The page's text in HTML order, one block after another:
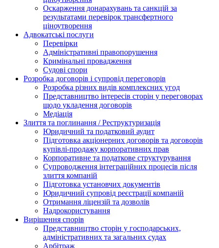
Оскарження донарахувань та санкцій за
результатами перевірок трансфертного
ціноутворення
Адвокатські послуги
Перевірки
Адміністративні правопорушення
Кримінальні провадження
Судові спори
Розробка договорів і супровід переговорів
Розробка різних видів комплексних угод
Представництво інтересів сторін у переговорах
щодо укладення договорів
Медіація
Злиття та поглинання / Реструктуризація
Юридичний та податковий аудит
Підготовка акціонерних договорів та договорів
купівлі-продажу корпоративних прав
Корпоративне та податкове структурування
Супроводження інтеграційних процесів після
злиття компаній
Підготовка установчих документів
Юридичний супровід реєстрації компаній
Отримання ліцензій та дозволів
Надрокористування
Вирішення спорів
Представництво сторін у господарських,
адміністративних та загальних судах
Арбітраж